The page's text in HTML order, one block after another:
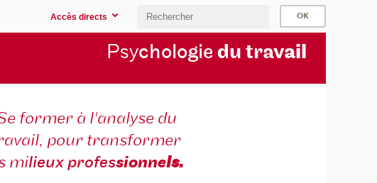
Accès directs
Psychologie du travail
former à l'analyse du
pour transformer
milieux professionnels.